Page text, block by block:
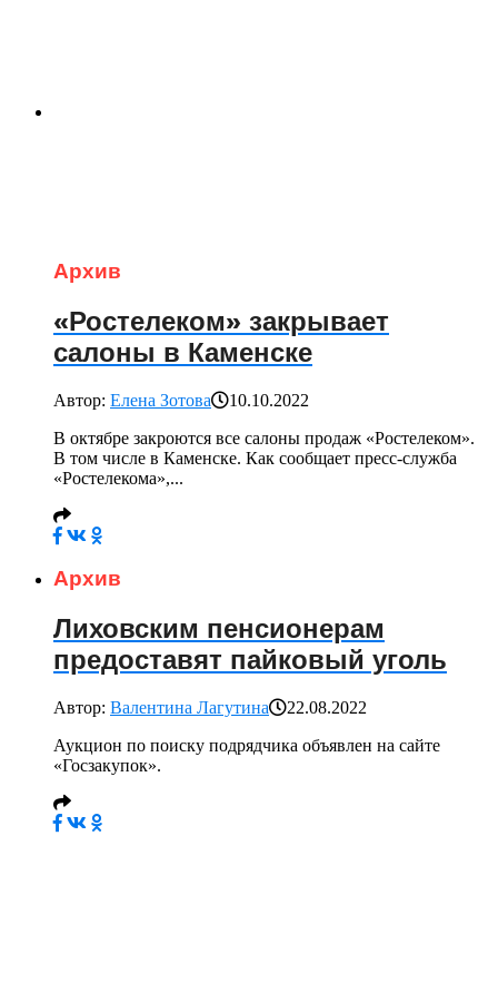
Архив
«Ростелеком» закрывает
салоны в Каменске
Автор: Елена Зотова
10.10.2022
В октябре закроются все салоны продаж «Ростелеком».
В том числе в Каменске. Как сообщает пресс-служба
«Ростелекома»,...
Архив
Лиховским пенсионерам
предоставят пайковый уголь
Автор: Валентина Лагутина
22.08.2022
Аукцион по поиску подрядчика объявлен на сайте
«Госзакупок».